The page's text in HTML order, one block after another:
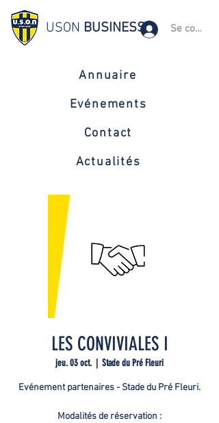
USON BUSINESS Se
Annuaire
Evénements
Contact
Actualités
LES CONVIVIALES I
jeu. 03 oct. Stade du Pré Fleuri
Evénement partenaires - Stade du Pré Fleuri.
Modalités de réservation :